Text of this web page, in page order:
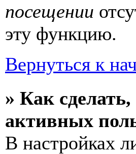
посещении
эту функцию.
Вернуться к
» Как
активных
В настройках